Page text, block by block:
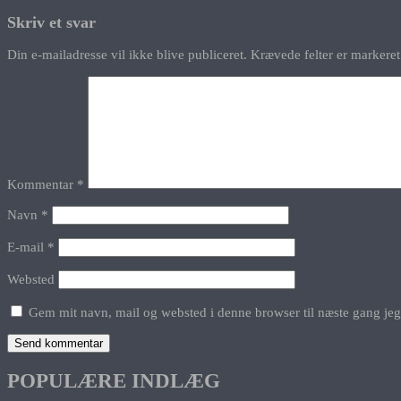
Skriv et svar
Din e-mailadresse vil ikke blive publiceret. Krævede felter er
Kommentar *
Navn *
E-mail *
Websted
Gem mit navn, mail og websted i denne browser til næste gang
POPULÆRE INDLÆG